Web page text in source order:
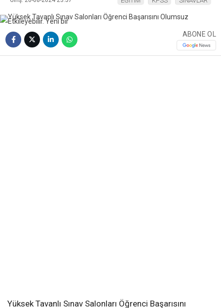
ABONE OL
Yüksek Tavanlı Sınav Salonları Öğrenci Başarısını